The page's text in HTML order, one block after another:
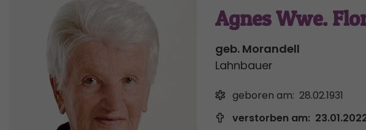
Agnes Wwe.
geb. Morandell
Lahnbauer
geboren am: 28.02.1931
verstorben am: